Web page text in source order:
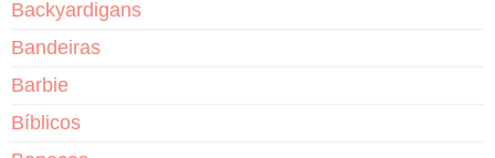
Backyardigans
Bandeiras
Barbie
Bíblicos